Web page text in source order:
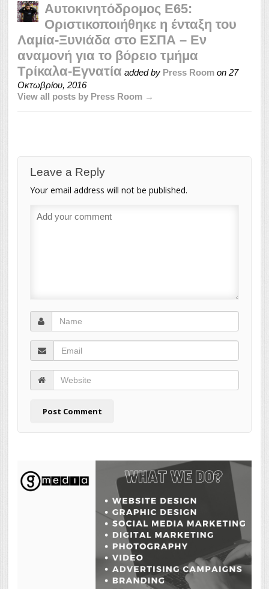
Αυτοκινητόδρομος Ε65:
Οριστικοποιήθηκε η ένταξη του
Λαμία-Ξυνιάδα στο ΕΣΠΑ – Εν
αναμονή για το βόρειο τμήμα
Τρίκαλα-Εγνατία added by Press Room on 27
Οκτωβρίου, 2016
View all posts by Press Room →
Leave a Reply
Your email address will not be published.